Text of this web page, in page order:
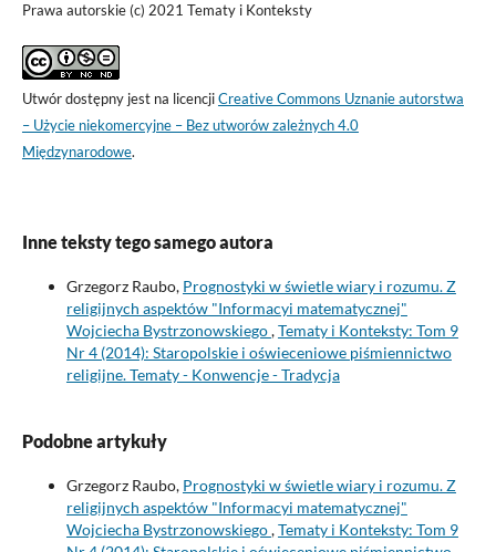
Prawa autorskie (c) 2021 Tematy i Konteksty
Utwór dostępny jest na licencjiCreative Commons Uznanie autorstwa
– Użycie niekomercyjne – Bez utworów zależnych 4.0
Międzynarodowe.
Inne teksty tego samego autora
Grzegorz Raubo, Prognostyki w świetle wiary i rozumu. Z
religijnych aspektów "Informacyi matematycznej"
Wojciecha Bystrzonowskiego,Tematy i Konteksty: Tom 9
Nr 4 (2014): Staropolskie i oświeceniowe piśmiennictwo
religijne. Tematy - Konwencje - Tradycja
Podobne artykuły
Grzegorz Raubo, Prognostyki w świetle wiary i rozumu. Z
religijnych aspektów "Informacyi matematycznej"
Wojciecha Bystrzonowskiego,Tematy i Konteksty: Tom 9